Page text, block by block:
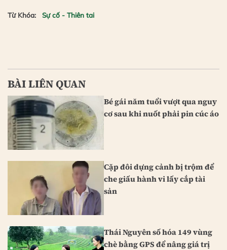
Từ Khóa: Sự cố - Thiên tai
BÀI LIÊN QUAN
Bé gái năm tuổi vượt qua nguy
cơ sau khi nuốt phải pin cúc áo
Cặp đôi dựng cảnh bị trộm để
che giấu hành vi lấy cắp tài
sản
Thái Nguyên số hóa 149 vùng
chè bằng GPS để nâng giá trị